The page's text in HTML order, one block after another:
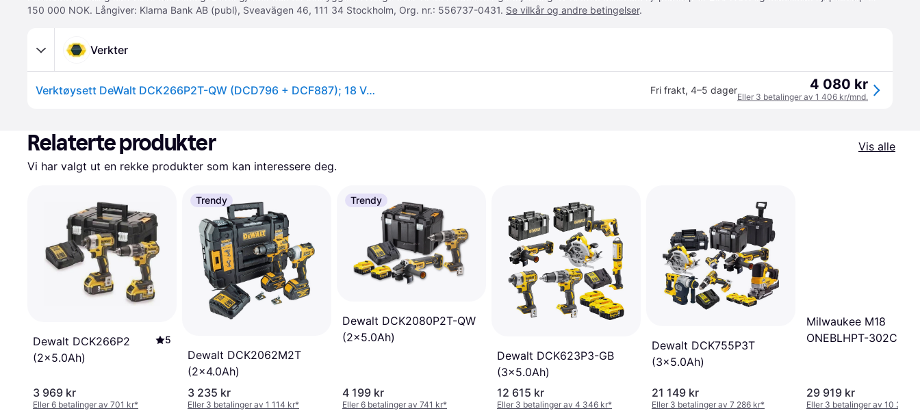
150 000 NOK. Långiver: Klarna Bank AB (publ), Sveavägen 46, 111 34 Stockholm, Org. nr.: 556737-0431. Se vilkår og andre betingelser.
Verkter
Verktøysett DeWalt DCK266P2T-QW (DCD796 + DCF887); 18 V; 2x5,0 Ah batt. Fri frakt, 4–5 dager 4 080 kr
Eller 3 betalinger av 1 406 kr/mnd.
Relaterte produkter
Vis alle
Vi har valgt ut en rekke produkter som kan interessere deg.
Dewalt DCK266P2
(2x5.0Ah)
5
3 969 kr
Eller 6 betalinger av 701 kr*
Trendy
Dewalt DCK2062M2T
(2x4.0Ah)
3 235 kr
Eller 3 betalinger av 1 114 kr*
Trendy
Dewalt DCK2080P2T-QW
(2x5.0Ah)
4 199 kr
Eller 6 betalinger av 741 kr*
Dewalt DCK623P3-GB
(3x5.0Ah)
12 615 kr
Eller 3 betalinger av 4 346 kr*
Dewalt DCK755P3T
(3x5.0Ah)
21 149 kr
Eller 3 betalinger av 7 286 kr*
Milwaukee M18
ONEBLHPT-302C
29 919 kr
Eller 3 betalinger av 10 307